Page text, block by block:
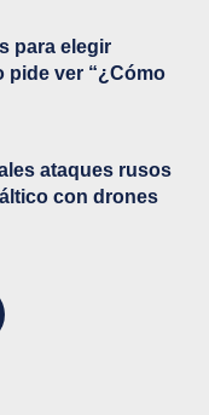
para elegir
pide ver “¿Cómo
ataques rusos
con drones